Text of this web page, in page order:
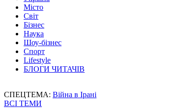
Місто
Світ
Бізнес
Наука
Шоу-бізнес
Спорт
Lifestyle
БЛОГИ ЧИТАЧІВ
СПЕЦТЕМА: Війна в Ірані
ВСІ ТЕМИ